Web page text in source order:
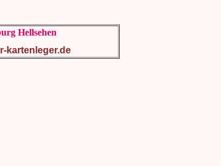
Hellsehen
kartenleger.de